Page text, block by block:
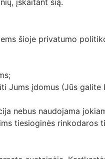
įskaitant šią.
šioje privatumo
Jums įdomus (Jūs
nebus naudojama
tiesioginės rinkodaros